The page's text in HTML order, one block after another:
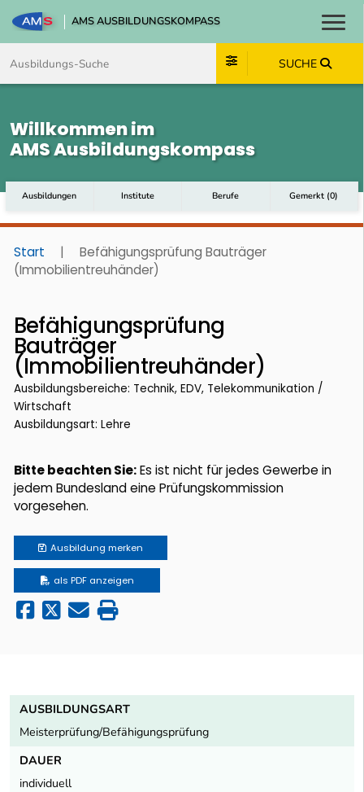
AMS AUSBILDUNGSKOMPASS
SUCHE
Willkommen im
AMS Ausbildungskompass
Ausbildungen Institute Berufe Gemerkt (0)
Start |
Befähigungsprüfung Bauträger
(Immobilientreuhänder)
Befähigungsprüfung
Bauträger
(Immobilientreuhänder)
Ausbildungsbereiche: Technik, EDV, Telekommunikation /
Wirtschaft
Ausbildungsart: Lehre
Bitte beachten Sie:Es ist nicht für jedes Gewerbe in
jedem Bundesland eine Prüfungskommission
vorgesehen.
Ausbildung merken
als PDF anzeigen
AUSBILDUNGSART
Meisterprüfung/Befähigungsprüfung
DAUER
individuell